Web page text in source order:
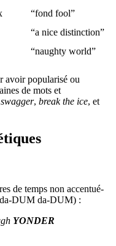
“fond fool”
“a nice distinction”
“naughty world”
avoir popularisé ou
de mots et
swagger, break the ice, et
de temps non accentué-
DUM da-DUM) :
YONDER